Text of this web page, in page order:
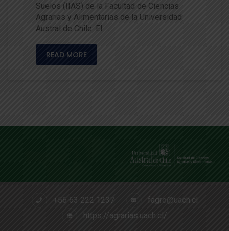
Suelos (IIAS) de la Facultad de Ciencias
Agrarias y Alimentarias de la Universidad
Austral de Chile. El …
READ MORE
+56 63 222 1237
fagro@uach.cl
https://agrarias.uach.cl/